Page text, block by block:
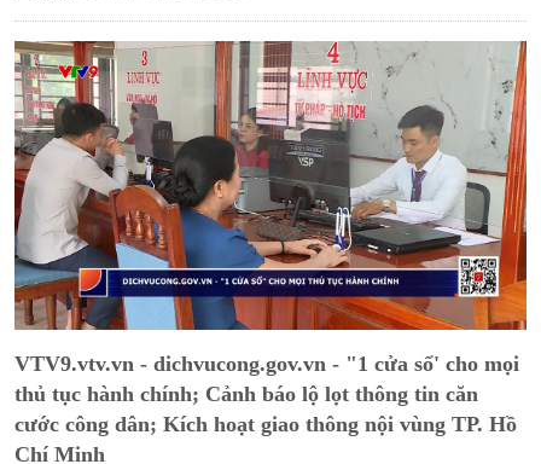
VTV9.vtv.vn - dichvucong.gov.vn - "1 cửa sổ' cho mọi
thủ tục hành chính; Cảnh báo lộ lọt thông tin căn
cước công dân; Kích hoạt giao thông nội vùng TP. Hồ
Chí Minh